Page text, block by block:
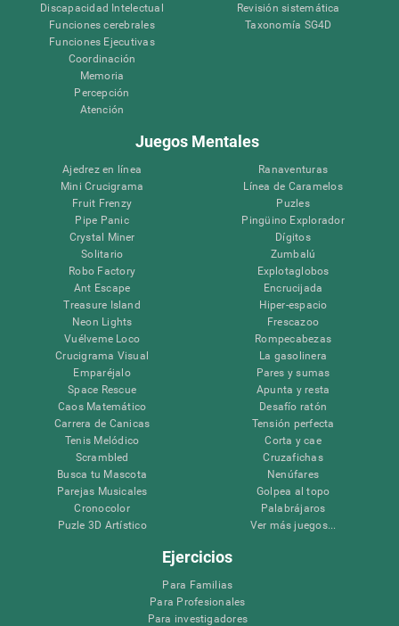
Discapacidad Intelectual
Funciones cerebrales
Funciones Ejecutivas
Coordinación
Memoria
Percepción
Atención
Revisión sistemática
Taxonomía SG4D
Juegos Mentales
Ajedrez en línea
Mini Crucigrama
Fruit Frenzy
Pipe Panic
Crystal Miner
Solitario
Robo Factory
Ant Escape
Treasure Island
Neon Lights
Vuélveme Loco
Crucigrama Visual
Emparéjalo
Space Rescue
Caos Matemático
Carrera de Canicas
Tenis Melódico
Scrambled
Busca tu Mascota
Parejas Musicales
Cronocolor
Puzle 3D Artístico
Ranaventuras
Línea de Caramelos
Puzles
Pingüino Explorador
Dígitos
Zumbalú
Explotaglobos
Encrucijada
Hiper-espacio
Frescazoo
Rompecabezas
La gasolinera
Pares y sumas
Apunta y resta
Desafío ratón
Tensión perfecta
Corta y cae
Cruzafichas
Nenúfares
Golpea al topo
Palabrájaros
Ver más juegos...
Ejercicios
Para Familias
Para Profesionales
Para investigadores